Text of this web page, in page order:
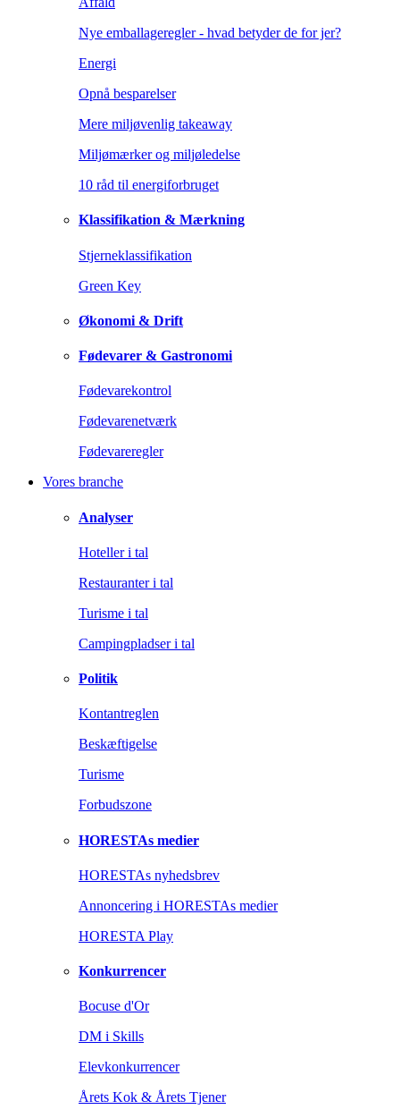
Nye emballageregler - hvad betyder de for jer?
Energi
Opnå besparelser
Mere miljøvenlig takeaway
Miljømærker og miljøledelse
10 råd til energiforbruget
Klassifikation & Mærkning
Stjerneklassifikation
Green Key
Økonomi & Drift
Fødevarer & Gastronomi
Fødevarekontrol
Fødevarenetværk
Fødevareregler
Vores branche
Analyser
Hoteller i tal
Restauranter i tal
Turisme i tal
Campingpladser i tal
Politik
Kontantreglen
Beskæftigelse
Turisme
Forbudszone
HORESTAs medier
HORESTAs nyhedsbrev
Annoncering i HORESTAs medier
HORESTA Play
Konkurrencer
Bocuse d'Or
DM i Skills
Elevkonkurrencer
Årets Kok & Årets Tjener